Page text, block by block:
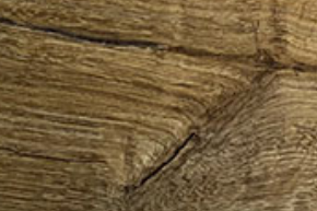
livre Kant tu ne sais
- Marie Robert
chez Ikea, rencontrer ses beaux
avec son ado, faire un peu trop la